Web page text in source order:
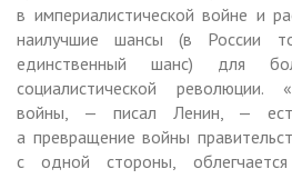
в империалистической войне и
наилучшие шансы (в России
единственный шанс) для
социалистической
войны, — писал Ленин, —
а превращение войны
с одной стороны,